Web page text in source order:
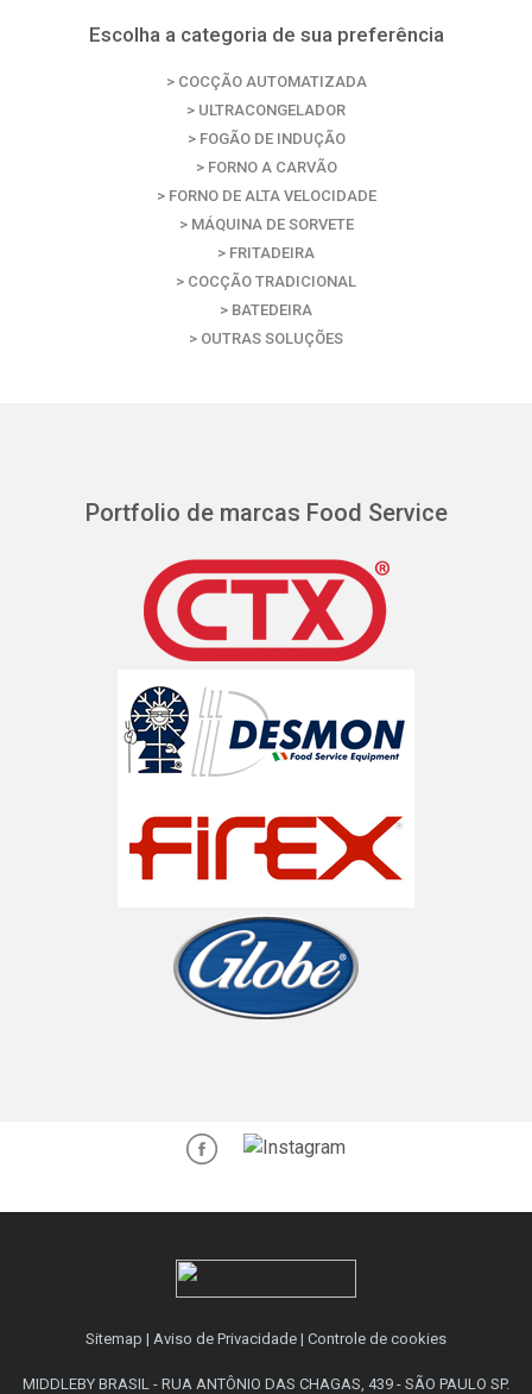
Escolha a categoria de sua preferência
> COCÇÃO AUTOMATIZADA
> ULTRACONGELADOR
> FOGÃO DE INDUÇÃO
> FORNO A CARVÃO
> FORNO DE ALTA VELOCIDADE
> MÁQUINA DE SORVETE
> FRITADEIRA
> COCÇÃO TRADICIONAL
> BATEDEIRA
> OUTRAS SOLUÇÕES
Portfolio de marcas Food Service
Sitemap | Aviso de Privacidade | Controle de cookies
MIDDLEBY BRASIL - RUA ANTÔNIO DAS CHAGAS, 439 - SÃO PAULO SP.